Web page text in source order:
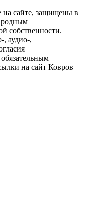
на сайте, защищены в
собственности.
, аудио-,
на сайт Ковров